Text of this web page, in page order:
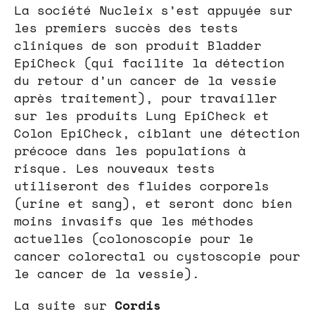
La société Nucleix s’est appuyée sur
les premiers succès des tests
cliniques de son produit Bladder
EpiCheck (qui facilite la détection
du retour d’un cancer de la vessie
après traitement), pour travailler
sur les produits Lung EpiCheck et
Colon EpiCheck, ciblant une détection
précoce dans les populations à
risque. Les nouveaux tests
utiliseront des fluides corporels
(urine et sang), et seront donc bien
moins invasifs que les méthodes
actuelles (colonoscopie pour le
cancer colorectal ou cystoscopie pour
le cancer de la vessie).
La suite sur Cordis